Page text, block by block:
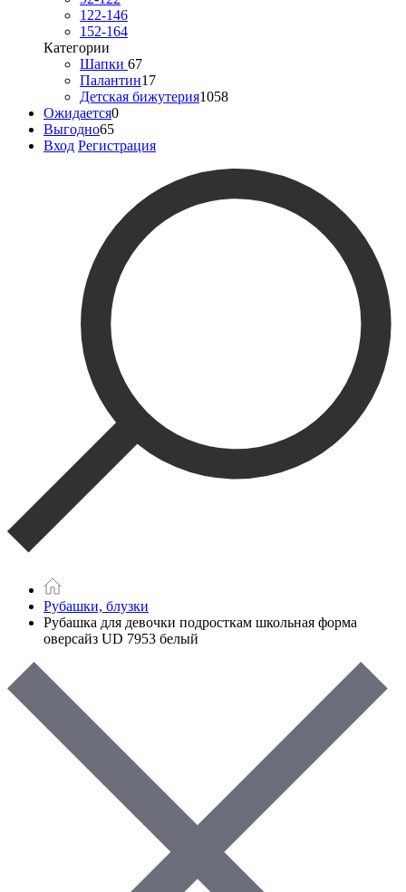
122-146
152-164
Категории
Шапки 67
Палантин17
Детская бижутерия1058
Ожидается0
Выгодно65
Вход Регистрация
Рубашки, блузки
Рубашка для девочки подросткам школьная форма
оверсайз UD 7953 белый